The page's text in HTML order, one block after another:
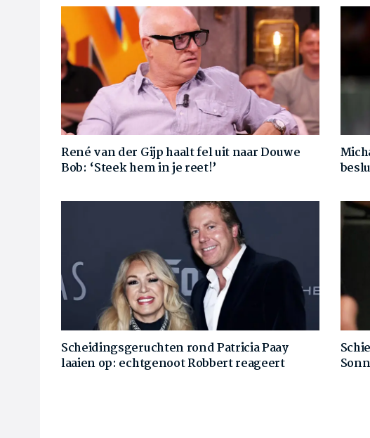
René van der Gijp haalt fel uit naar Douwe
Bob: ‘Steek hem in je reet!’
Scheidingsgeruchten rond Patricia Paay
laaien op: echtgenoot Robbert reageert